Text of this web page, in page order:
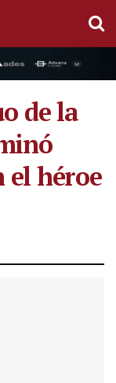
de la
el héroe